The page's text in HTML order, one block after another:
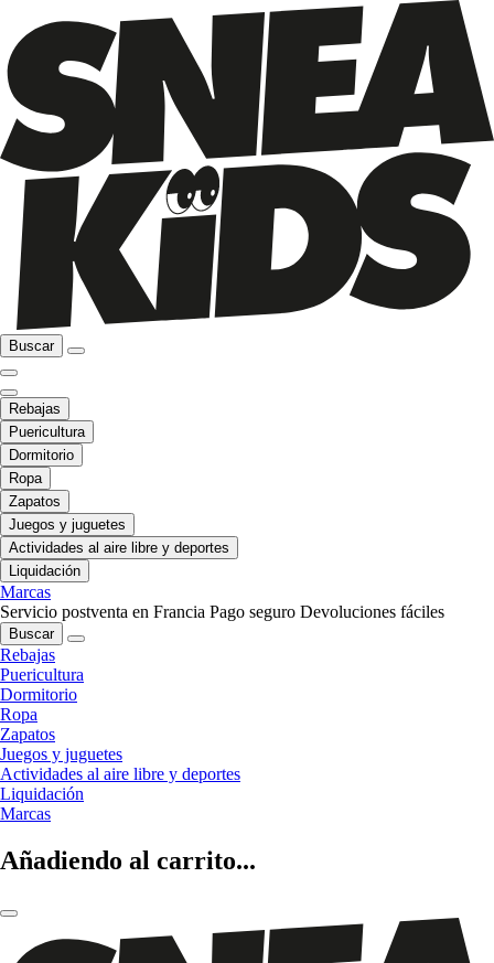
Buscar
Rebajas
Puericultura
Dormitorio
Ropa
Zapatos
Juegos y juguetes
Actividades al aire libre y deportes
Liquidación
Marcas
Servicio postventa en Francia Pago seguro Devoluciones fáciles
Buscar
Rebajas
Puericultura
Dormitorio
Ropa
Zapatos
Juegos y juguetes
Actividades al aire libre y deportes
Liquidación
Marcas
Añadiendo al carrito...